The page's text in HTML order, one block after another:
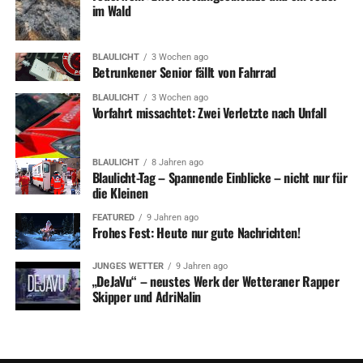
im Wald
BLAULICHT 3 Wochen ago
Betrunkener Senior fällt von Fahrrad
BLAULICHT 3 Wochen ago
Vorfahrt missachtet: Zwei Verletzte nach Unfall
BLAULICHT 8 Jahren ago
Blaulicht-Tag – Spannende Einblicke – nicht nur für
die Kleinen
FEATURED 9 Jahren ago
Frohes Fest: Heute nur gute Nachrichten!
JUNGES WETTER 9 Jahren ago
„DeJaVu“ – neustes Werk der Wetteraner Rapper
Skipper und AdriNalin